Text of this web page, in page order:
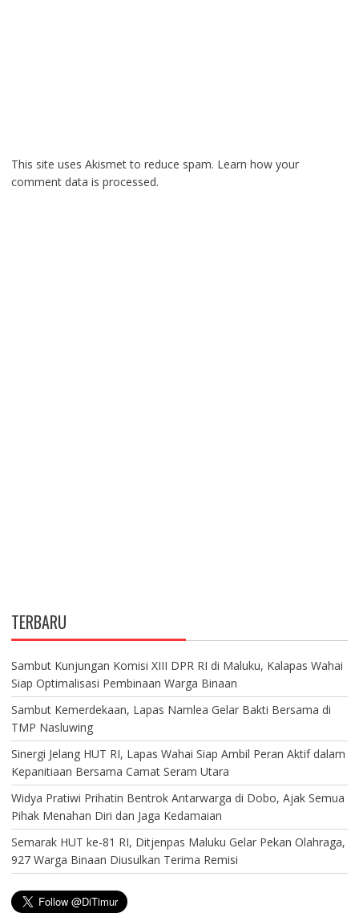
This site uses Akismet to reduce spam. Learn how your
comment data is processed.
TERBARU
Sambut Kunjungan Komisi XIII DPR RI di Maluku, Kalapas Wahai
Siap Optimalisasi Pembinaan Warga Binaan
Sambut Kemerdekaan, Lapas Namlea Gelar Bakti Bersama di
TMP Nasluwing
Sinergi Jelang HUT RI, Lapas Wahai Siap Ambil Peran Aktif dalam
Kepanitiaan Bersama Camat Seram Utara
Widya Pratiwi Prihatin Bentrok Antarwarga di Dobo, Ajak Semua
Pihak Menahan Diri dan Jaga Kedamaian
Semarak HUT ke-81 RI, Ditjenpas Maluku Gelar Pekan Olahraga,
927 Warga Binaan Diusulkan Terima Remisi